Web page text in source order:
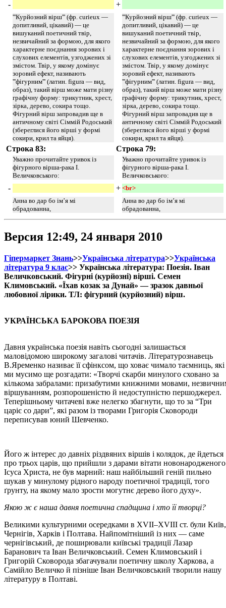
- +
'''Курйозний вірш''' (фр. curieux —
допитливий, цікавий) — це
вишуканий поетичний твір,
незвичайний за формою, для якого
характерне поєднання зорових і
слухових елементів, узгоджених зі
змістом. Твір, у якому домінує
зоровий ефект, називають
'''фігурним''' (латин. figura — вид,
образ), такий вірш може мати різну
графічну форму: трикутник, хрест,
зірка, дерево, сокира тощо.
Фігурний вірш запровадив ще в
античному світі Сіммій Родоський
(збереглися його вірші у формі
сокири, крил та яйця).
'''Курйозний вірш''' (фр. curieux —
допитливий, цікавий) — це
вишуканий поетичний твір,
незвичайний за формою, для якого
характерне поєднання зорових і
слухових елементів, узгоджених зі
змістом. Твір, у якому домінує
зоровий ефект, називають
'''фігурним''' (латин. figura — вид,
образ), такий вірш може мати різну
графічну форму: трикутник, хрест,
зірка, дерево, сокира тощо.
Фігурний вірш запровадив ще в
античному світі Сіммій Родоський
(збереглися його вірші у формі
сокири, крил та яйця).
Строка 83: Строка 79:
Уважно прочитайте уривок із
фігурного вірша-рака І.
Величковського:
Уважно прочитайте уривок із
фігурного вірша-рака І.
Величковського:
- + <br>
Анна во дар бо ім’я мі
обрадованна,
Анна во дар бо ім’я мі
обрадованна,
Версия 12:49, 24 января 2010
Гіпермаркет Знань>>Українська література>>Українська
література 9 клас>> Українська література: Поезія. Іван
Величковський. Фігурні (курйозні) вірші. Семен
Климовський. «Їхав козак за Дунай» — зразок давньої
любовної лірики. ТЛ: фігурний (курйозний) вірш.
УКРАЇНСЬКА БАРОКОВА ПОЕЗІЯ
Давня українська поезія навіть сьогодні залишається
маловідомою широкому загалові читачів. Літературознавець
В.Яременко називає її сфінксом, що ховає чимало таємниць, які
ми мусимо ще розгадати: «Творчі скарби минулого сховано за
кількома забралами: призабутими книжними мовами,
віршуванням, розпорошеністю й недоступністю першоджерел.
Теперішньому читачеві вже нелегко збагнути, що то за “Три
царіє со дари”, які разом із творами Григорія Сковороди
переписував юний Шевченко.
Його ж інтерес до давніх різдвяних віршів і колядок, де йдеться
про трьох царів, що прийшли з дарами вітати новонародженого
Ісуса Христа, не був марний: наш найбільший геній пильно
шукав у минулому рідного народу поетичної традиції, того
ґрунту, на якому мало зрости могутнє дерево його духу».
Якою ж є наша давня поетична спадщина і хто її творці?
Великими культурними осередками в ХVІІ–ХVІІІ ст. були Київ,
Чернігів, Харків і Полтава. Найпомітніший із них — саме
чернігівський, де поширювали київські традиції Лазар
Баранович та Іван Величковський. Семен Климовський і
Григорій Сковорода збагачували поетичну школу Харкова, а
Самійло Величко й пізніше Іван Величковський творили нашу
літературу в Полтаві.